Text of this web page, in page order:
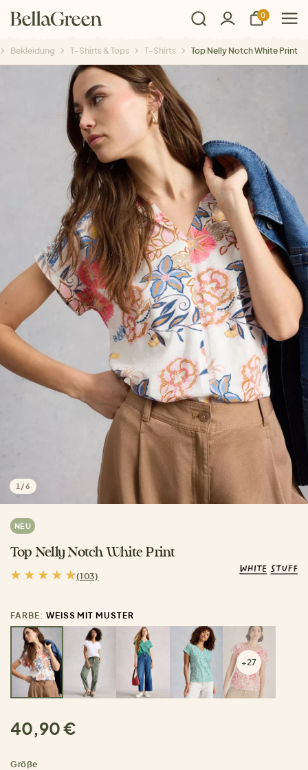
0
Bekleidung T-Shirts & Tops T-Shirts Top Nelly Notch White Print
1 /6
NEU
Top Nelly Notch White Print
(103)
FARBE: WEISS MIT MUSTER
+27
40,90 €
Größe